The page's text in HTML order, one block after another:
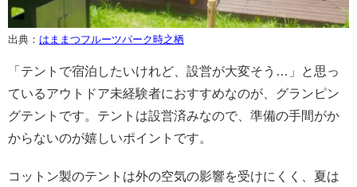
出典： はままつフルーツパーク時之栖
「テントで宿泊したいけれど、設営が大変そう…」と思っ
ているアウトドア未経験者におすすめなのが、グランピン
グテントです。テントは設営済みなので、準備の手間がか
からないのが嬉しいポイントです。
コットン製のテントは外の空気の影響を受けにくく、夏は